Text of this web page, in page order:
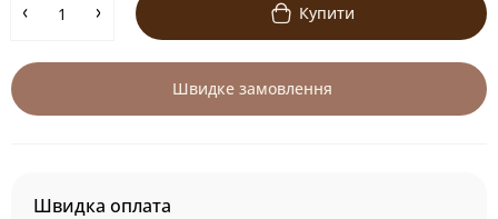
Купити
Швидке замовлення
Швидка оплата